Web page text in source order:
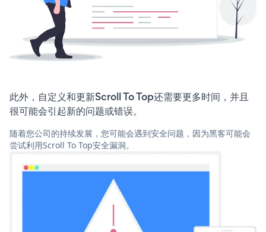
此外，自定义和更新Scroll To Top还需要更多时间，并且
很可能会引起新的问题或错误。
随着您公司的持续发展，您可能会遇到安全问题，因为黑客可能会
尝试利用Scroll To Top安全漏洞。